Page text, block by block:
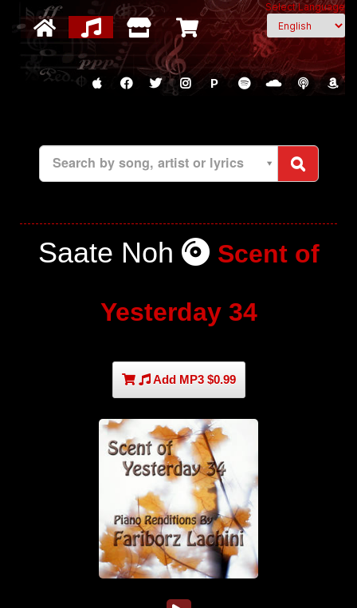
Select Language
P
Search by song, artist or lyrics
Saate Noh Scent of
Yesterday 34
Add MP3 $0.99